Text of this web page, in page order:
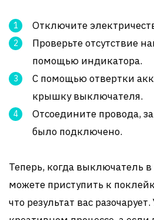
Отключите
Проверьте отсутствие
помощью индикатора.
С помощью отвертки
крышку выключателя.
Отсоедините провода,
было подключено.
Теперь, когда выключатель в
можете приступить к
что результат вас